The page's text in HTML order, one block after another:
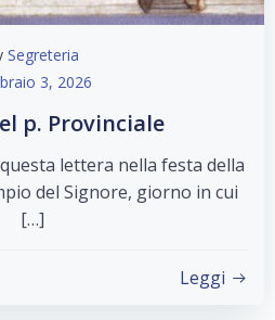
Segreteria
3, 2026
p. Provinciale
lettera nella festa della
del Signore, giorno in cui
[…]
Leggi